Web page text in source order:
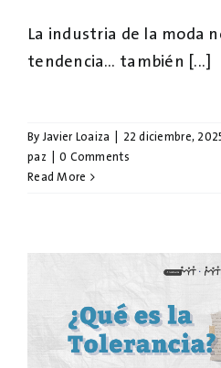
La industria de la moda
tendencia… también [...]
ByJavier Loaiza 22 diciembre,
paz
0 Comments
Read More